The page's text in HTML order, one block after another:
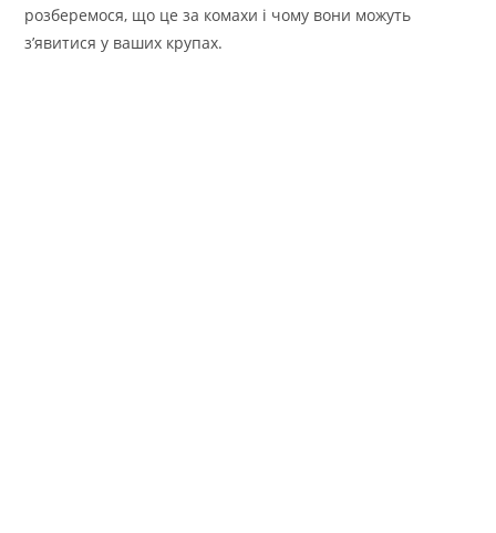
розберемося, що це за комахи і чому вони можуть
з’явитися у ваших крупах.